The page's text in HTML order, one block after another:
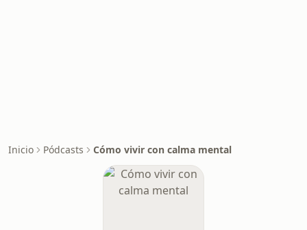
Inicio Pódcasts Cómo vivir con calma mental